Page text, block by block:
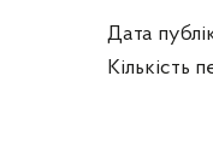
Дата
Кількість